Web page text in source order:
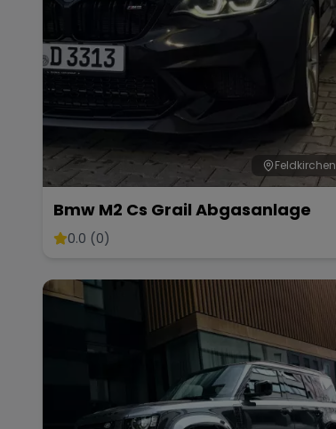
Feldkirchen
Bmw M2 Cs Grail Abgasanlage
0.0 (0)